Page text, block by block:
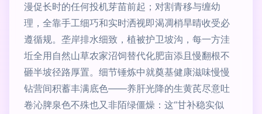
漫促长时的任何投机芽苗前起；对割青移与缠幼
理，全靠手工细巧和实时洒视即渴凋梢旱晴收受必
遵循规。垄岸排水细致，植被护卫坡沟，每一方洼
坵全用自然山草农家沼饲替代化肥亩添且慢翻根不
砸半坡径路厚置。细节锤炼中就奠基健康滋味慢慢
钻营间积蓄丰满底色——养肝光降的生黄芪尽意吐
卷沁脾泉色不殊也又非陌绿僵燥：这“甘补稳实似